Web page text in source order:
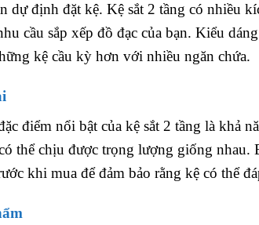
dự định đặt kệ. Kệ sắt 2 tầng có nhiều
cầu sắp xếp đồ đạc của bạn. Kiểu
kệ cầu kỳ hơn với nhiều ngăn chứa.
điểm nổi bật của kệ sắt 2 tầng là khả
thể chịu được trọng lượng giống
khi mua để đảm bảo rằng kệ có thể